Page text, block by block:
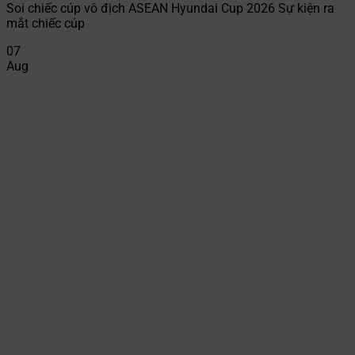
Soi chiếc cúp vô địch ASEAN Hyundai Cup 2026 Sự kiện ra
mắt chiếc cúp
07
Aug